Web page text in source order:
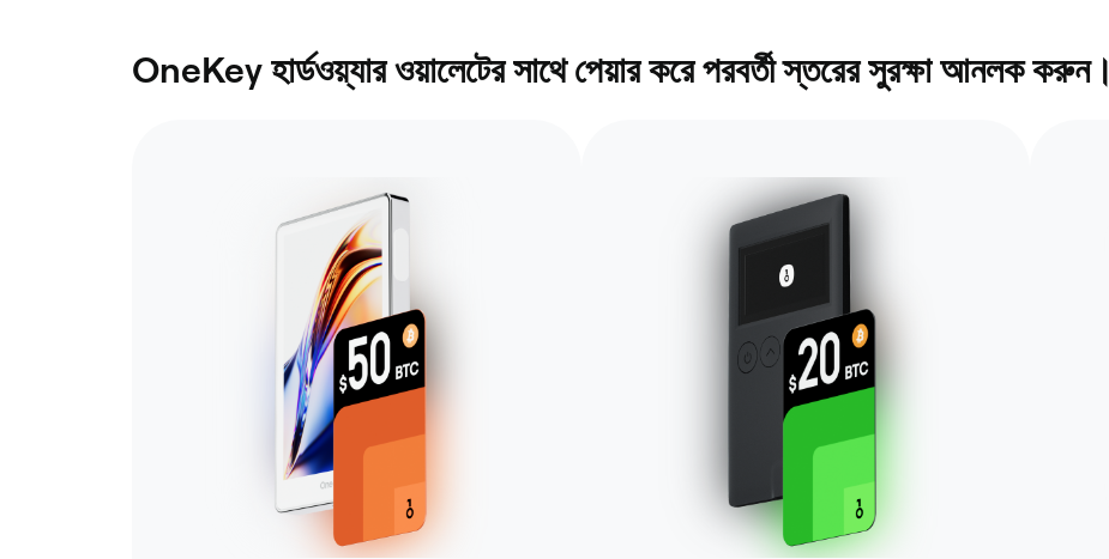
OneKey হার্ডওয়্যার ওয়ালেটের সাথে পেয়ার করে পরবর্তী স্তরের সুরক্ষা আনলক করুন।